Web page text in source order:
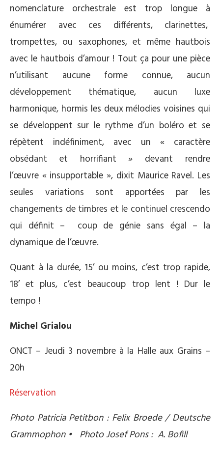
nomenclature orchestrale est trop longue à
énumérer avec ces différents, clarinettes,
trompettes, ou saxophones, et même hautbois
avec le hautbois d’amour ! Tout ça pour une pièce
n’utilisant aucune forme connue, aucun
développement thématique, aucun luxe
harmonique, hormis les deux mélodies voisines qui
se développent sur le rythme d’un boléro et se
répètent indéfiniment, avec un « caractère
obsédant et horrifiant » devant rendre
l’œuvre « insupportable », dixit Maurice Ravel. Les
seules variations sont apportées par les
changements de timbres et le continuel crescendo
qui définit – coup de génie sans égal – la
dynamique de l’œuvre.
Quant à la durée, 15’ ou moins, c’est trop rapide,
18’ et plus, c’est beaucoup trop lent ! Dur le
tempo !
Michel Grialou
ONCT – Jeudi 3 novembre à la Halle aux Grains –
20h
Réservation
Photo Patricia Petitbon : Felix Broede / Deutsche
Grammophon • Photo Josef Pons : A. Bofill